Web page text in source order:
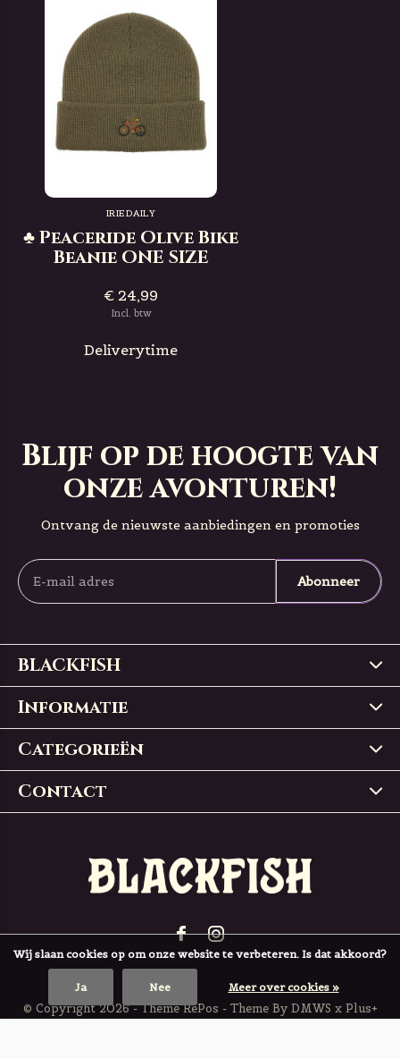
IRIEDAILY
♣ Peaceride Olive Bike
Beanie ONE SIZE
€ 24,99
Incl. btw
Deliverytime
Blijf op de hoogte van
onze avonturen!
Ontvang de nieuwste aanbiedingen en promoties
Abonneer
BLACKFISH
Informatie
Categorieën
Contact
© Copyright2026- Theme RePos - Theme By DMWS x Plus+
Wij slaan cookies op om onze website te verbeteren. Is dat akkoord?
Ja Nee Meer over cookies »